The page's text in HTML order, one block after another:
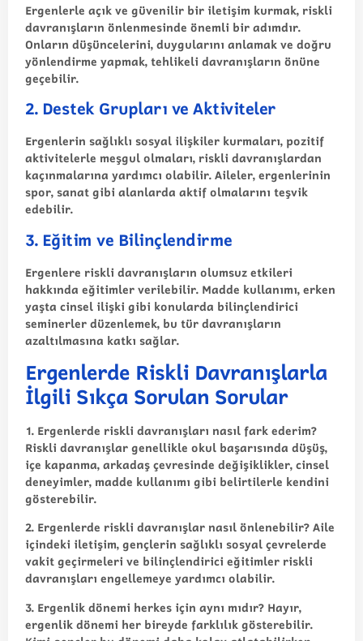
Ergenlerle açık ve güvenilir bir iletişim kurmak, riskli
davranışların önlenmesinde önemli bir adımdır.
Onların düşüncelerini, duygularını anlamak ve doğru
yönlendirme yapmak, tehlikeli davranışların önüne
geçebilir.
2. Destek Grupları ve Aktiviteler
Ergenlerin sağlıklı sosyal ilişkiler kurmaları, pozitif
aktivitelerle meşgul olmaları, riskli davranışlardan
kaçınmalarına yardımcı olabilir. Aileler, ergenlerinin
spor, sanat gibi alanlarda aktif olmalarını teşvik
edebilir.
3. Eğitim ve Bilinçlendirme
Ergenlere riskli davranışların olumsuz etkileri
hakkında eğitimler verilebilir. Madde kullanımı, erken
yaşta cinsel ilişki gibi konularda bilinçlendirici
seminerler düzenlemek, bu tür davranışların
azaltılmasına katkı sağlar.
Ergenlerde Riskli Davranışlarla
İlgili Sıkça Sorulan Sorular
1. Ergenlerde riskli davranışları nasıl fark ederim?
Riskli davranışlar genellikle okul başarısında düşüş,
içe kapanma, arkadaş çevresinde değişiklikler, cinsel
deneyimler, madde kullanımı gibi belirtilerle kendini
gösterebilir.
2. Ergenlerde riskli davranışlar nasıl önlenebilir?Aile
içindeki iletişim, gençlerin sağlıklı sosyal çevrelerde
vakit geçirmeleri ve bilinçlendirici eğitimler riskli
davranışları engellemeye yardımcı olabilir.
3. Ergenlik dönemi herkes için aynı mıdır? Hayır,
ergenlik dönemi her bireyde farklılık gösterebilir.